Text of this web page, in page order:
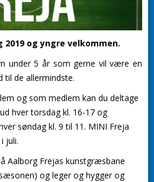
2019 og yngre velkommen.
under 5 år som gerne vil være en
til de allermindste.
og som medlem kan du deltage
hver torsdag kl. 16-17 og
søndag kl. 9 til 11. MINI Freja
juli.
Aalborg Frejas kunstgræsbane
og leger og hygger og